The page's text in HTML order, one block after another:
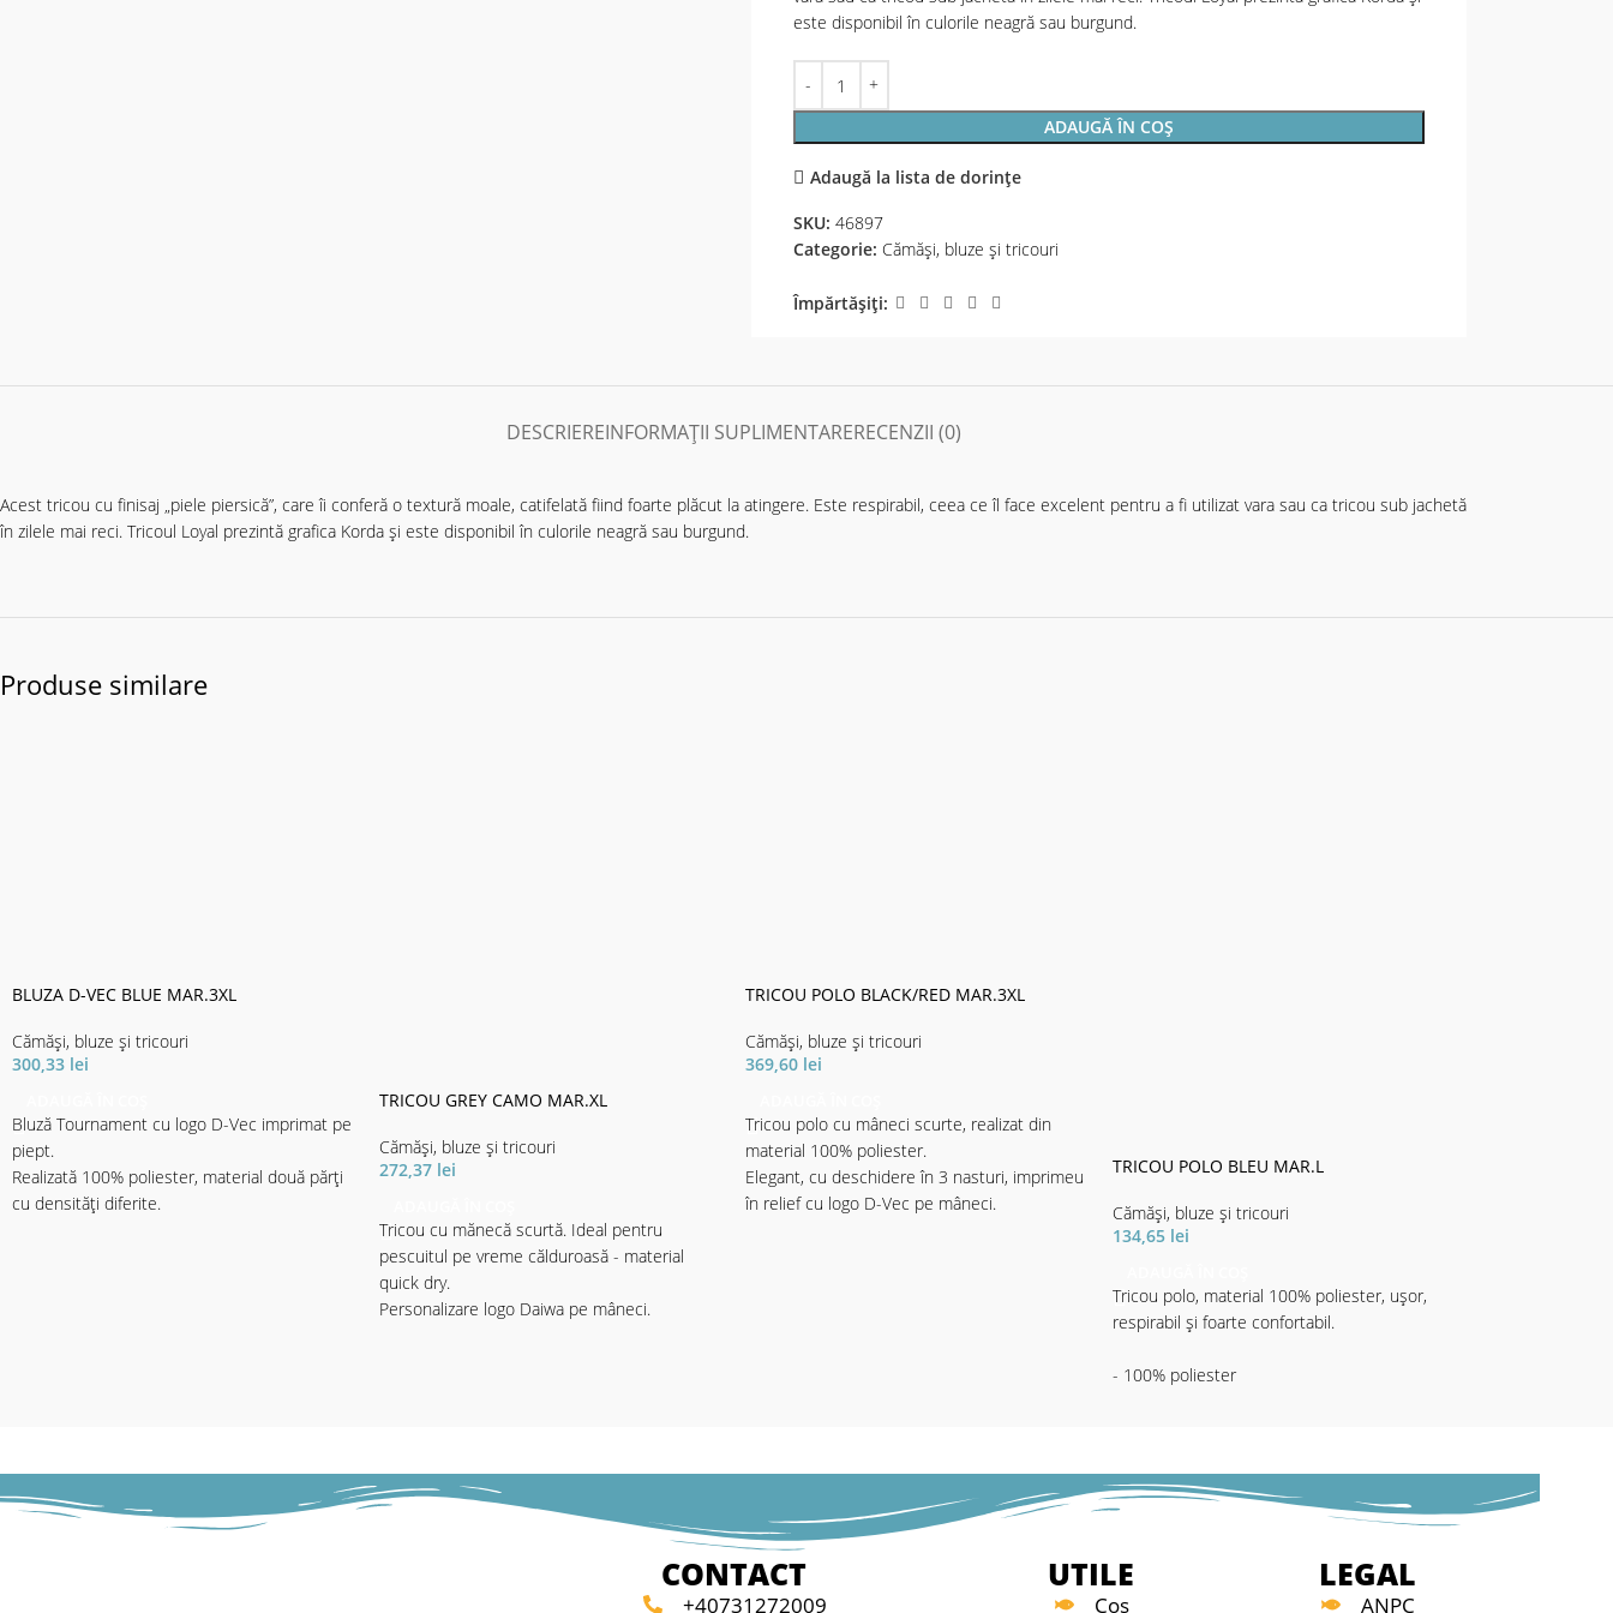
este disponibil în culorile neagră sau burgund.
ADAUGĂ ÎN COȘ
Adaugă la lista de dorințe
SKU: 46897
Categorie: Cămăși, bluze și tricouri
Împărtășiți:
DESCRIEREINFORMAȚII SUPLIMENTARERECENZII (0)
Acest tricou cu finisaj „piele piersică”, care îi conferă o textură moale, catifelată fiind foarte plăcut la atingere. Este respirabil, ceea ce îl face excelent pentru a fi utilizat vara sau ca tricou sub jachetă
în zilele mai reci. Tricoul Loyal prezintă grafica Korda și este disponibil în culorile neagră sau burgund.
Produse similare
BLUZA D-VEC BLUE MAR.3XL
Cămăși, bluze și tricouri
300,33 lei
Bluză Tournament cu logo D-Vec imprimat pe
piept.
Realizată 100% poliester, material două părți
cu densități diferite.
TRICOU GREY CAMO MAR.XL
Cămăși, bluze și tricouri
272,37 lei
Tricou cu mănecă scurtă. Ideal pentru
pescuitul pe vreme călduroasă - material
quick dry.
Personalizare logo Daiwa pe mâneci.
TRICOU POLO BLACK/RED MAR.3XL
Cămăși, bluze și tricouri
369,60 lei
Tricou polo cu mâneci scurte, realizat din
material 100% poliester.
Elegant, cu deschidere în 3 nasturi, imprimeu
în relief cu logo D-Vec pe mâneci.
TRICOU POLO BLEU MAR.L
Cămăși, bluze și tricouri
134,65 lei
Tricou polo, material 100% poliester, ușor,
respirabil și foarte confortabil.
- 100% poliester
CONTACT
+40731272009
UTILE
Cos
LEGAL
ANPC